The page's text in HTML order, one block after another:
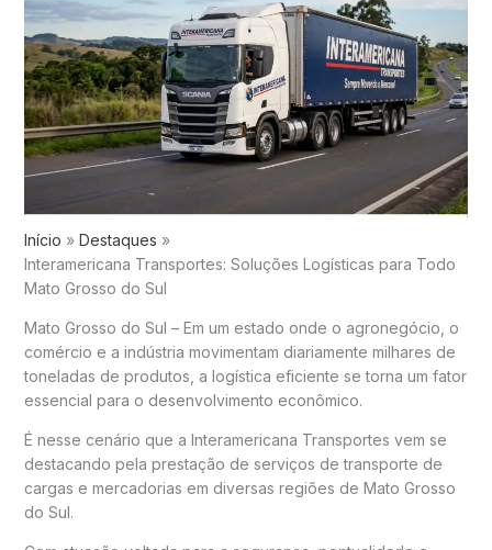
Início
Destaques
Interamericana Transportes: Soluções Logísticas para Todo
Mato Grosso do Sul
Mato Grosso do Sul – Em um estado onde o agronegócio, o
comércio e a indústria movimentam diariamente milhares de
toneladas de produtos, a logística eficiente se torna um fator
essencial para o desenvolvimento econômico.
É nesse cenário que a Interamericana Transportes vem se
destacando pela prestação de serviços de transporte de
cargas e mercadorias em diversas regiões de Mato Grosso
do Sul.